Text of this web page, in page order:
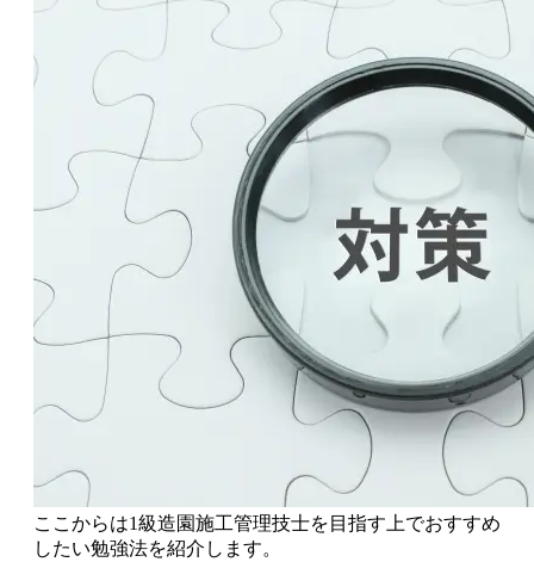
ここからは1級造園施工管理技士を目指す上でおすすめ
したい勉強法を紹介 します。